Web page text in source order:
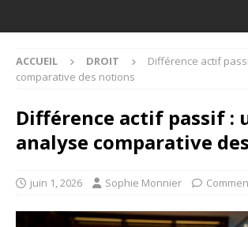
ACCUEIL DROIT
Différence actif
comparative des notions
Différence actif passif :
analyse comparative
juin 1, 2026 Sophie Monnier